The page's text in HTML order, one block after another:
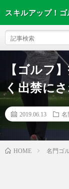
スキルアップ！ゴ
【ゴルフ
く出禁に
2019.06.13 名
HOME 名門ゴ